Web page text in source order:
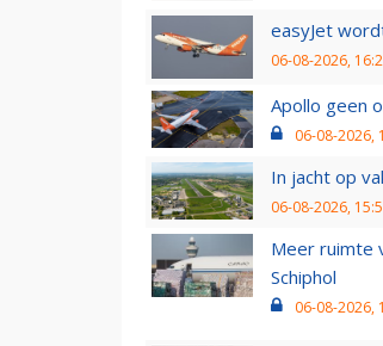
easyJet
06-08-2026,
Apollo geen
06-08-2026,
In jacht op
06-08-2026,
Meer ruimte
Schiphol
06-08-2026,